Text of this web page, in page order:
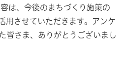
は、今後のまちづくり施策の
用させていただきます。アンケ
皆さま、ありがとうございまし